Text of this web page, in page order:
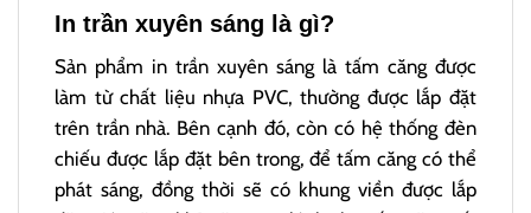
In trần xuyên sáng là gì?
Sản phẩm in trần xuyên sáng là tấm căng được
làm từ chất liệu nhựa PVC, thường được lắp đặt
trên trần nhà. Bên cạnh đó, còn có hệ thống đèn
chiếu được lắp đặt bên trong, để tấm căng có thể
phát sáng, đồng thời sẽ có khung viền được lắp